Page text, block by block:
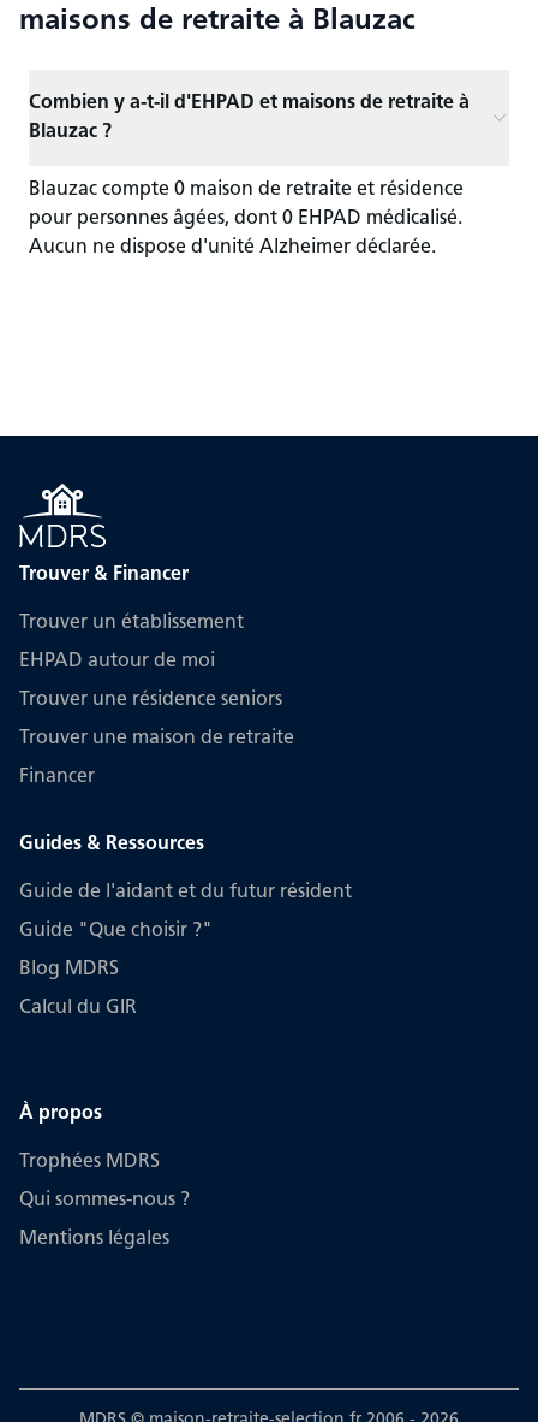
maisons de retraite à Blauzac
Combien y a-t-il d'EHPAD et maisons de retraite à
Blauzac ?
Blauzac compte 0 maison de retraite et résidence
pour personnes âgées, dont 0 EHPAD médicalisé.
Aucun ne dispose d'unité Alzheimer déclarée.
Trouver & Financer
Trouver un établissement
EHPAD autour de moi
Trouver une résidence seniors
Trouver une maison de retraite
Financer
Guides & Ressources
Guide de l'aidant et du futur résident
Guide "Que choisir ?"
Blog MDRS
Calcul du GIR
À propos
Trophées MDRS
Qui sommes-nous ?
Mentions légales